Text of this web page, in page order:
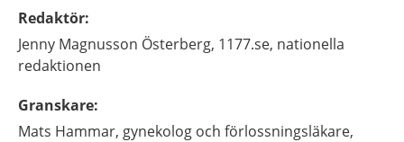
Redaktör:
Jenny Magnusson Österberg, 1177.se, nationella
redaktionen
Granskare:
Mats Hammar, gynekolog och förlossningsläkare,